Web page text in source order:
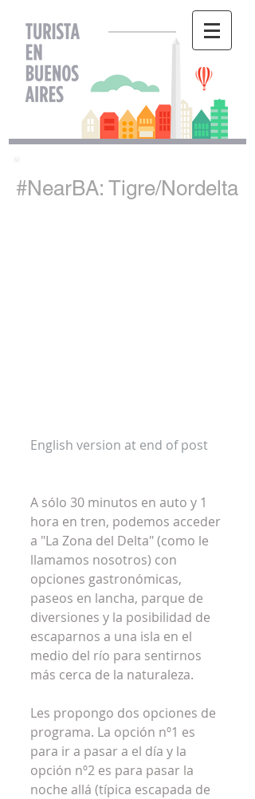
#NearBA: Tigre/Nordelta
English version at end of post
A sólo 30 minutos en auto y 1
hora en tren, podemos acceder
a "La Zona del Delta" (como le
llamamos nosotros) con
opciones gastronómicas,
paseos en lancha, parque de
diversiones y la posibilidad de
escaparnos a una isla en el
medio del río para sentirnos
más cerca de la naturaleza.
Les propongo dos opciones de
programa. La opción nº1 es
para ir a pasar a el día y la
opción nº2 es para pasar la
noche allá (típica escapada de